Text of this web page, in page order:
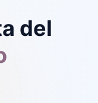
del